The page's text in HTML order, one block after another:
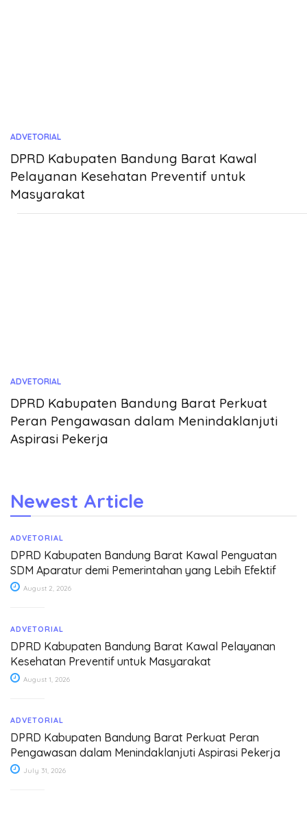
ADVETORIAL
DPRD Kabupaten Bandung Barat Kawal
Pelayanan Kesehatan Preventif untuk
Masyarakat
ADVETORIAL
DPRD Kabupaten Bandung Barat Perkuat
Peran Pengawasan dalam Menindaklanjuti
Aspirasi Pekerja
Newest Article
ADVETORIAL
DPRD Kabupaten Bandung Barat Kawal Penguatan
SDM Aparatur demi Pemerintahan yang Lebih Efektif
August 2, 2026
ADVETORIAL
DPRD Kabupaten Bandung Barat Kawal Pelayanan
Kesehatan Preventif untuk Masyarakat
August 1, 2026
ADVETORIAL
DPRD Kabupaten Bandung Barat Perkuat Peran
Pengawasan dalam Menindaklanjuti Aspirasi Pekerja
July 31, 2026